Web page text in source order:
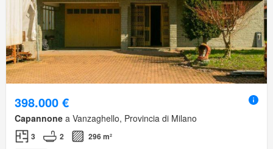
398.000 €
Capannone a Vanzaghello, Provincia di Milano
3 2 296 m²